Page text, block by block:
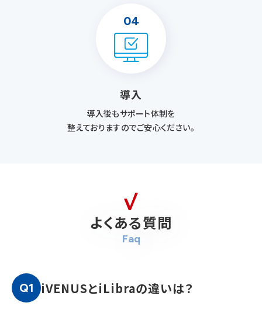
04
導入
導入後もサポート体制を
整えておりますのでご安心ください。
よくある質問
Faq
Q1 iVENUSとiLibraの違いは？